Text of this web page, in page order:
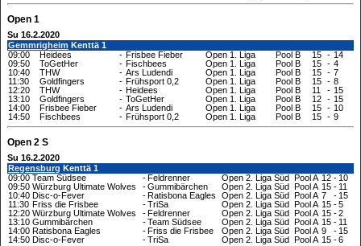
Open 1
Su 16.2.2020
Gemmrigheim Kenttä 1
09:00
Heidees - Frisbee Fieber Open 1. Liga Pool B 15 - 14
09:50
ToGetHer - Fischbees Open 1. Liga Pool B 15 - 4
10:40
THW - Ars Ludendi Open 1. Liga Pool B 15 - 7
11:30
Goldfingers - Frühsport 0,2 Open 1. Liga Pool B 15 - 8
12:20
THW - Heidees Open 1. Liga Pool B 11 - 15
13:10
Goldfingers - ToGetHer Open 1. Liga Pool B 12 - 15
14:00
Frisbee Fieber - Ars Ludendi Open 1. Liga Pool B 15 - 10
14:50
Fischbees - Frühsport 0,2 Open 1. Liga Pool B 15 - 9
Open 2 S
Su 16.2.2020
Regensburg Kenttä 1
09:00 Team Südsee -Feldrenner Open 2. Liga Süd Pool A 12 - 10
09:50 Würzburg Ultimate Wolves -Gummibärchen Open 2. Liga Süd Pool A 15 - 11
10:40 Disc-o-Fever -Ratisbona Eagles Open 2. Liga Süd Pool A 7 - 15
11:30 Friss die Frisbee -TriSa Open 2. Liga Süd Pool A 15 -5
12:20 Würzburg Ultimate Wolves -Feldrenner Open 2. Liga Süd Pool A 15 -2
13:10 Gummibärchen -Team Südsee Open 2. Liga Süd Pool A 15 - 11
14:00 Ratisbona Eagles -Friss die Frisbee Open 2. Liga Süd Pool A 9 - 15
14:50 Disc-o-Fever -TriSa Open 2. Liga Süd Pool A 15 -6